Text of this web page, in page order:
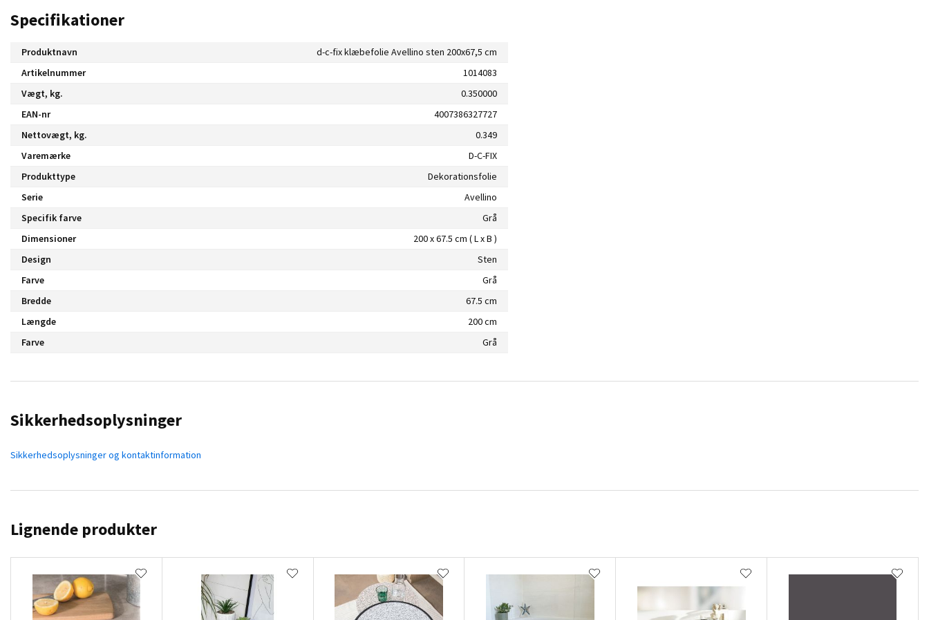
Specifikationer
Produktnavn
d-c-fix klæbefolie Avellino sten 200x67,5 cm
Artikelnummer
1014083
Vægt, kg.
0.350000
EAN-nr
4007386327727
Nettovægt, kg.
0.349
Varemærke
D-C-FIX
Produkttype
Dekorationsfolie
Serie
Avellino
Specifik farve
Grå
Dimensioner
200 x 67.5 cm ( L x B )
Design
Sten
Farve
Grå
Bredde
67.5 cm
Længde
200 cm
Farve
Grå
Sikkerhedsoplysninger
Sikkerhedsoplysninger og kontaktinformation
Lignende produkter